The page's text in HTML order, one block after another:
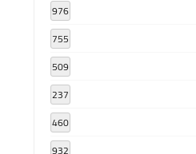
976
755
509
237
460